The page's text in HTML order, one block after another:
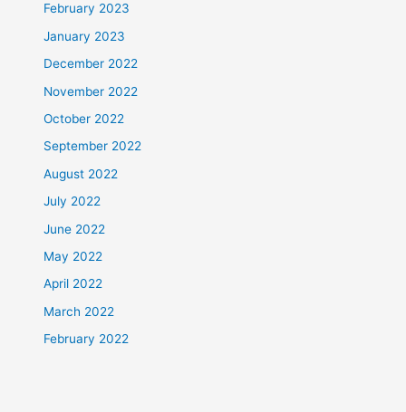
February 2023
January 2023
December 2022
November 2022
October 2022
September 2022
August 2022
July 2022
June 2022
May 2022
April 2022
March 2022
February 2022